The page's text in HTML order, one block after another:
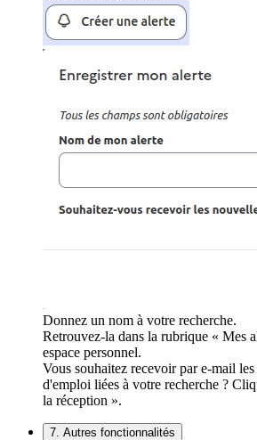
Donnez un nom à votre recherche.
Retrouvez-la dans la rubrique « Mes
espace personnel.
Vous souhaitez recevoir par e-mail
d'emploi liées à votre recherche ?
la réception ».
7. Autres fonctionnalités